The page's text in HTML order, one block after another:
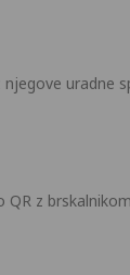
njegove uradne
z